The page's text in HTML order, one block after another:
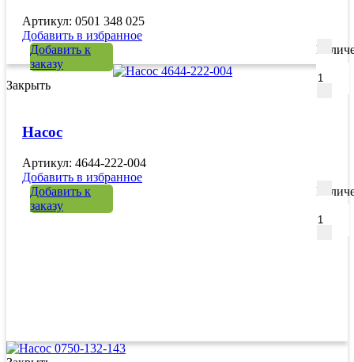
Артикул: 0501 348 025
Добавить в избранное
Добавить к
заказу
Закрыть
Насос
Артикул: 4644-222-004
Добавить в избранное
Добавить к
заказу